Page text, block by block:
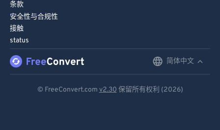
条款
安全性与合规性
接触
status
简体中文
© FreeConvert.com v2.30 保留所有权利 (2026)